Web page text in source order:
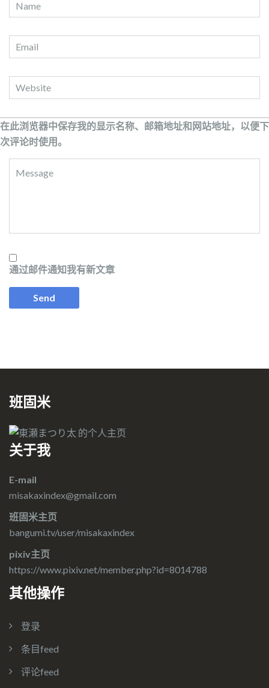
在此浏览器中保存我的显示名称、邮箱地址和网站地址，以便下
次评论时使用。
通过邮件通知我有新文章
班固米
关于我
E-mail
misakaxindex@gmail.com
班固米主页
bangumi.tv/user/misakaxindex
pixiv主页
https://www.pixiv.net/member.php?id=8014788
其他操作
登录
条目feed
评论feed